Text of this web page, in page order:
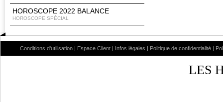
HOROSCOPE 2022 BALANCE
HOROSCOPE SPÉCIAL
Conditions d'utilisation | Espace Client | Infos légales | Politique de confidentialité |
LES